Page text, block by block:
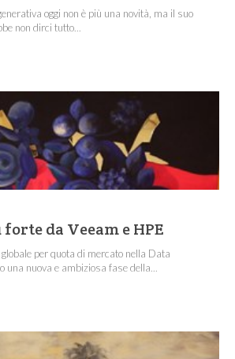
oggi non è più una novità, ma il suo
non dirci tutto...
da Veeam e HPE
per quota di mercato nella Data
una nuova e ambiziosa fase della...